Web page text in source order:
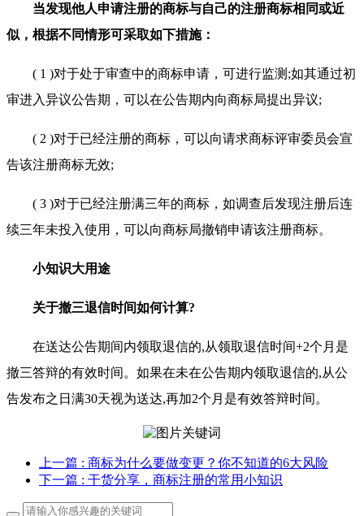
当发现他人申请注册的商标与自己的注册商标相同或近
似，根据不同情形可采取如下措施：
( 1 )对于处于审查中的商标申请，可进行监测;如其通过初
审进入异议公告期，可以在公告期内向商标局提出异议;
( 2 )对于已经注册的商标，可以向请求商标评审委员会宣
告该注册商标无效;
( 3 )对于已经注册满三年的商标，如调查后发现注册后连
续三年未投入使用，可以向商标局撤销申请该注册商标。
小知识大用途
关于撤三退信时间如何计算?
在送达公告期间内领取退信的,从领取退信时间+2个月是
撤三答辩的有效时间。如果在未在公告期内领取退信的,从公
告发布之日满30天视为送达,再加2个月是有效答辩时间。
上一篇 : 商标为什么要做变更？你不知道的6大风险
下一篇 : 干货分享，商标注册的常用小知识